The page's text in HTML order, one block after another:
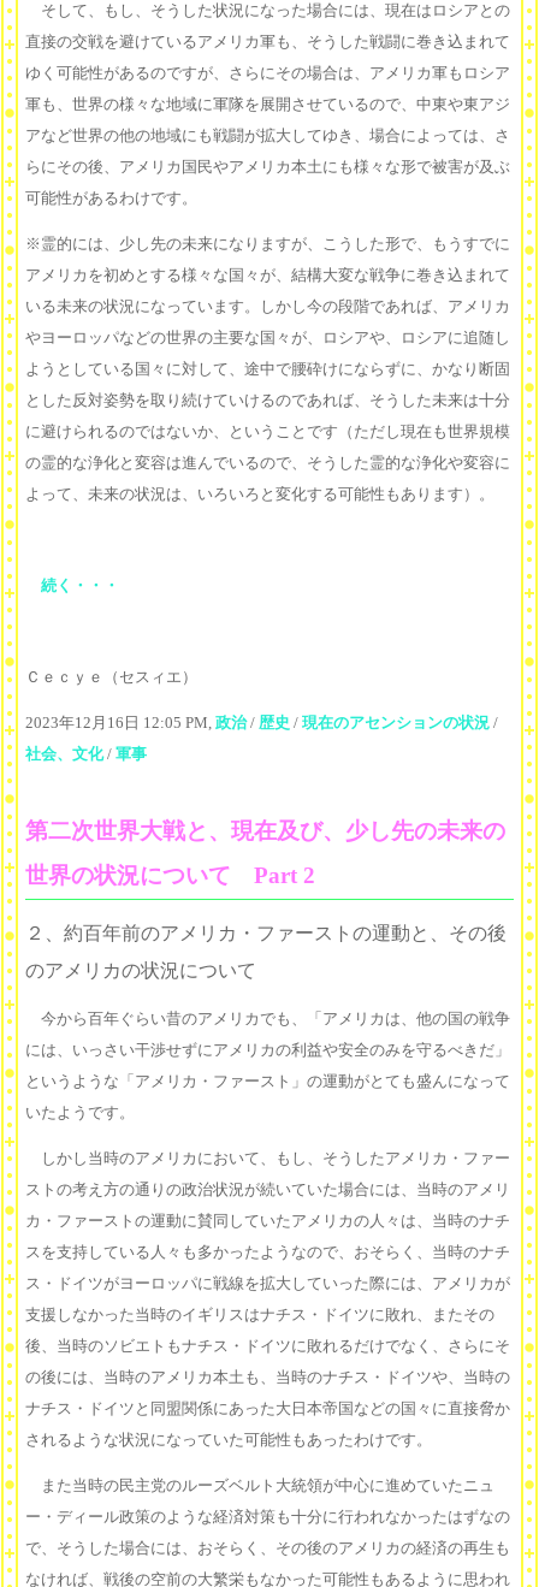
そして、もし、そうした状況になった場合には、現在はロシアとの
直接の交戦を避けているアメリカ軍も、そうした戦闘に巻き込まれて
ゆく可能性があるのですが、さらにその場合は、アメリカ軍もロシア
軍も、世界の様々な地域に軍隊を展開させているので、中東や東アジ
アなど世界の他の地域にも戦闘が拡大してゆき、場合によっては、さ
らにその後、アメリカ国民やアメリカ本土にも様々な形で被害が及ぶ
可能性があるわけです。
※霊的には、少し先の未来になりますが、こうした形で、もうすでに
アメリカを初めとする様々な国々が、結構大変な戦争に巻き込まれて
いる未来の状況になっています。しかし今の段階であれば、アメリカ
やヨーロッパなどの世界の主要な国々が、ロシアや、ロシアに追随し
ようとしている国々に対して、途中で腰砕けにならずに、かなり断固
とした反対姿勢を取り続けていけるのであれば、そうした未来は十分
に避けられるのではないか、ということです（ただし現在も世界規模
の霊的な浄化と変容は進んでいるので、そうした霊的な浄化や変容に
よって、未来の状況は、いろいろと変化する可能性もあります）。
続く・・・
Ｃｅｃｙｅ（セスィエ）
2023年12月16日 12:05 PM, 政治/ 歴史 / 現在のアセンションの状況 /
社会、文化/ 軍事
第二次世界大戦と、現在及び、少し先の未来の
世界の状況について Part 2
２、約百年前のアメリカ・ファーストの運動と、その後
のアメリカの状況について
今から百年ぐらい昔のアメリカでも、「アメリカは、他の国の戦争
には、いっさい干渉せずにアメリカの利益や安全のみを守るべきだ」
というような「アメリカ・ファースト」の運動がとても盛んになって
いたようです。
しかし当時のアメリカにおいて、もし、そうしたアメリカ・ファー
ストの考え方の通りの政治状況が続いていた場合には、当時のアメリ
カ・ファーストの運動に賛同していたアメリカの人々は、当時のナチ
スを支持している人々も多かったようなので、おそらく、当時のナチ
ス・ドイツがヨーロッパに戦線を拡大していった際には、アメリカが
支援しなかった当時のイギリスはナチス・ドイツに敗れ、またその
後、当時のソビエトもナチス・ドイツに敗れるだけでなく、さらにそ
の後には、当時のアメリカ本土も、当時のナチス・ドイツや、当時の
ナチス・ドイツと同盟関係にあった大日本帝国などの国々に直接脅か
されるような状況になっていた可能性もあったわけです。
また当時の民主党のルーズベルト大統領が中心に進めていたニュ
ー・ディール政策のような経済対策も十分に行われなかったはずなの
で、そうした場合には、おそらく、その後のアメリカの経済の再生も
なければ、戦後の空前の大繁栄もなかった可能性もあるように思われ